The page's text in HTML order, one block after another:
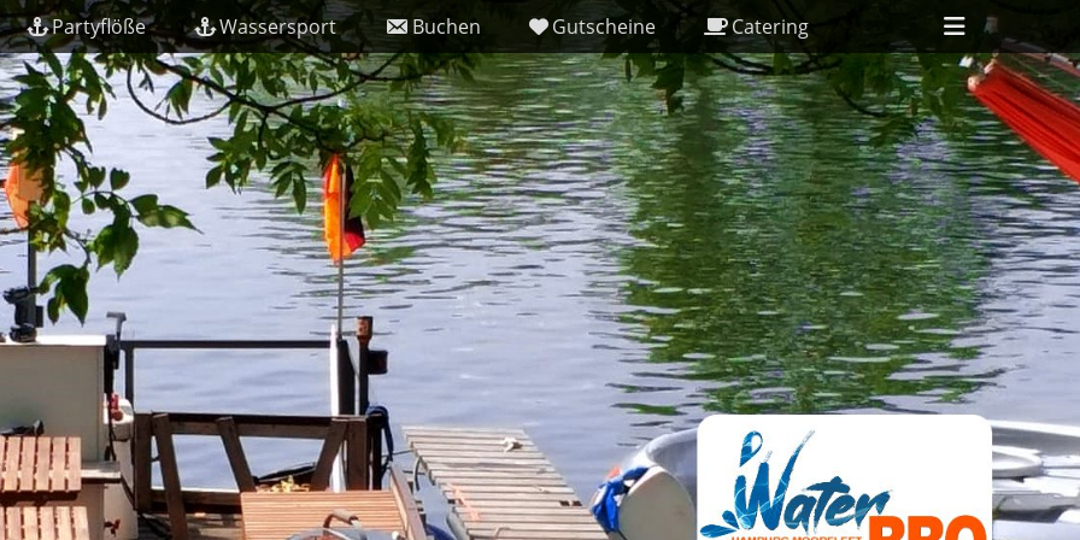
Partyflöße Wassersport Buchen Gutscheine Catering
Header
Toggle